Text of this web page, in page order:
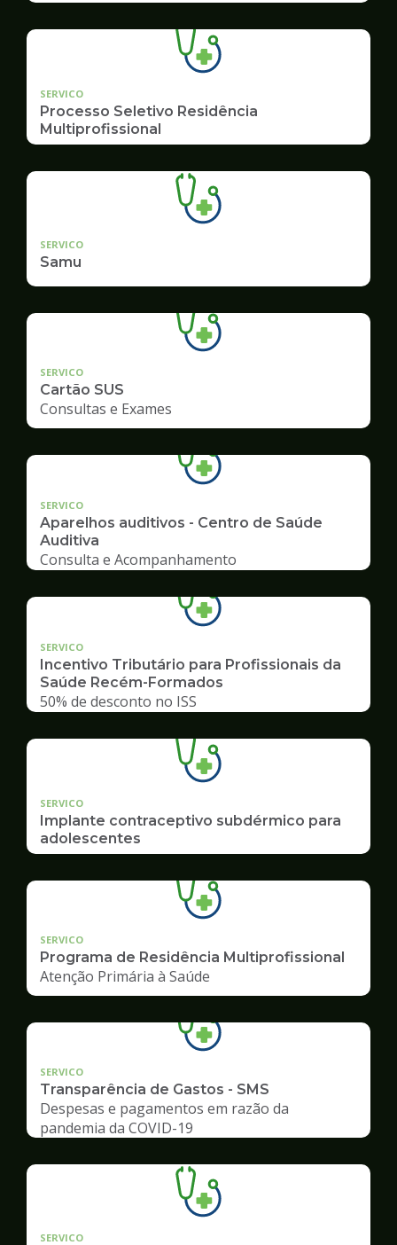
SERVICO
Processo Seletivo Residência
Multiprofissional
SERVICO
Samu
SERVICO
Cartão SUS
Consultas e Exames
SERVICO
Aparelhos auditivos - Centro de Saúde
Auditiva
Consulta e Acompanhamento
SERVICO
Incentivo Tributário para Profissionais da
Saúde Recém-Formados
50% de desconto no ISS
SERVICO
Implante contraceptivo subdérmico para
adolescentes
SERVICO
Programa de Residência Multiprofissional
Atenção Primária à Saúde
SERVICO
Transparência de Gastos - SMS
Despesas e pagamentos em razão da
pandemia da COVID-19
SERVICO